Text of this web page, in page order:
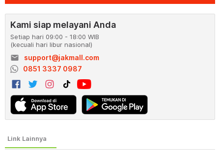
Kami siap melayani Anda
Setiap hari 09:00 - 18:00 WIB
(kecuali hari libur nasional)
email
support@jakmall.com
0851 3337 0987